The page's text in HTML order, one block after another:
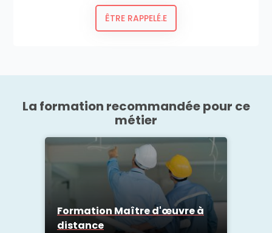
ÊTRE RAPPELÉ.E
La formation recommandée pour ce
métier
Formation Maître d'œuvre à
distance